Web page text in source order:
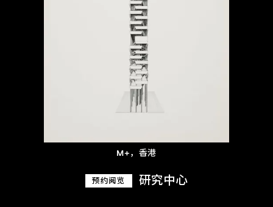
M+，香港
预约阅览 研究中心
探索世界顶级的二十及二十一世纪视觉